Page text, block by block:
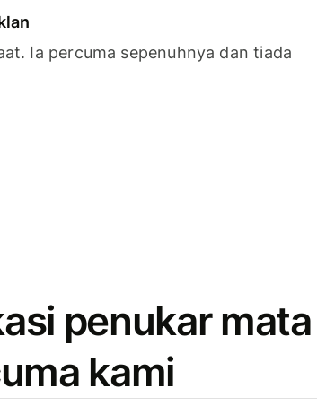
Ia percuma sepenuhnya dan tiada
penukar mata
kami